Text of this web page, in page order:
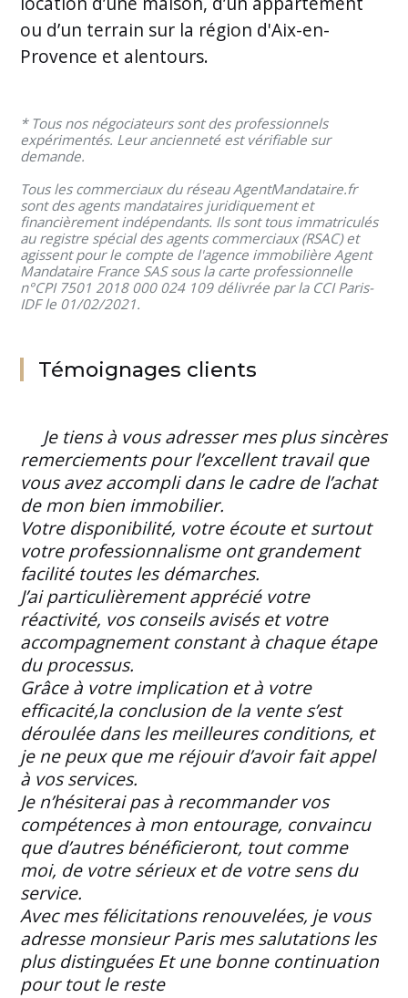
ou d’un terrain sur la région d'Aix-en-
Provence et alentours.
* Tous nos négociateurs sont des professionnels
expérimentés. Leur ancienneté est vérifiable sur
demande.
Tous les commerciaux du réseau AgentMandataire.fr
sont des agents mandataires juridiquement et
financièrement indépendants. Ils sont tous immatriculés
au registre spécial des agents commerciaux (RSAC) et
agissent pour le compte de l'agence immobilière Agent
Mandataire France SAS sous la carte professionnelle
n°CPI 7501 2018 000 024 109 délivrée par la CCI Paris-
IDF le 01/02/2021.
Témoignages clients
Je tiens à vous adresser mes plus sincères
remerciements pour l’excellent travail que
vous avez accompli dans le cadre de l’achat
de mon bien immobilier.
Votre disponibilité, votre écoute et surtout
votre professionnalisme ont grandement
facilité toutes les démarches.
J’ai particulièrement apprécié votre
réactivité, vos conseils avisés et votre
accompagnement constant à chaque étape
du processus.
Grâce à votre implication et à votre
efficacité,la conclusion de la vente s’est
déroulée dans les meilleures conditions, et
je ne peux que me réjouir d’avoir fait appel
à vos services.
Je n’hésiterai pas à recommander vos
compétences à mon entourage, convaincu
que d’autres bénéficieront, tout comme
moi, de votre sérieux et de votre sens du
service.
Avec mes félicitations renouvelées, je vous
adresse monsieur Paris mes salutations les
plus distinguées Et une bonne continuation
pour tout le reste